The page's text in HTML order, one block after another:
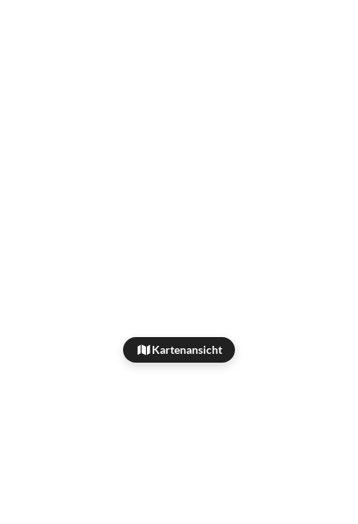
Kartenansicht